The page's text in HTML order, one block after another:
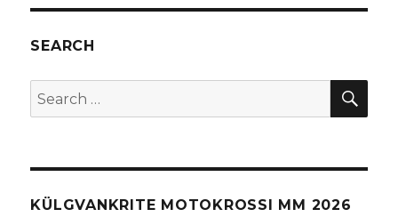
SEARCH
Search
for:
KÜLGVANKRITE MOTOKROSSI MM 2026